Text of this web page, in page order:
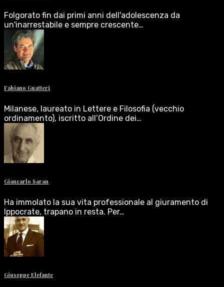
Folgorato fin dai primi anni dell'adolescenza da
un'inarrestabile e sempre crescente…
Fabiano Guatteri
Milanese, laureato in Lettere e Filosofia (vecchio
ordinamento), iscritto all’Ordine dei…
Giancarlo Saran
Ha immolato la sua vita professionale al giuramento di
Ippocrate, trapano in resta. Per…
Giuseppe Elefante